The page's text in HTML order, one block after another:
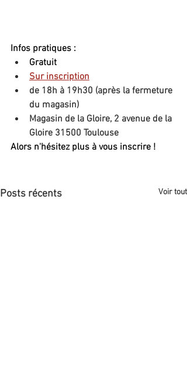
Infos pratiques :
Gratuit
Sur inscription
de 18h à 19h30 (après la fermeture
du magasin)
Magasin de la Gloire, 2 avenue de la
Gloire 31500 Toulouse
Alors n'hésitez plus à vous inscrire !
Posts récents Voir tout